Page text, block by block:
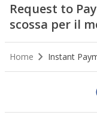
Request to
scossa per il
Home Instant